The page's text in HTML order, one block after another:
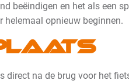
beëindigen en het als een
helemaal opnieuw beginnen.
direct na de brug voor het